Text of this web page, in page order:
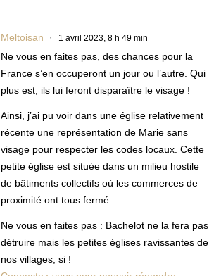
Meltoisan 1 avril 2023, 8 h 49 min
Ne vous en faites pas, des chances pour la
France s’en occuperont un jour ou l’autre. Qui
plus est, ils lui feront disparaître le visage !
Ainsi, j’ai pu voir dans une église relativement
récente une représentation de Marie sans
visage pour respecter les codes locaux. Cette
petite église est située dans un milieu hostile
de bâtiments collectifs où les commerces de
proximité ont tous fermé.
Ne vous en faites pas : Bachelot ne la fera pas
détruire mais les petites églises ravissantes de
nos villages, si !